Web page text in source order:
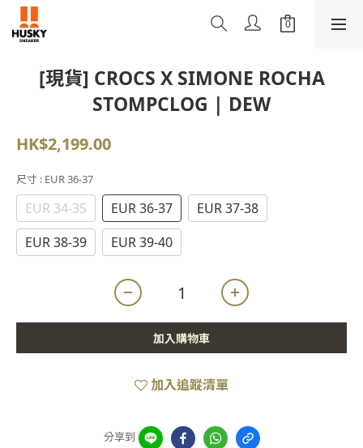
[現貨] CROCS X SIMONE ROCHA
STOMPCLOG | DEW
HK$2,199.00
尺寸 : EUR 36-37
EUR 34-35 EUR 36-37
EUR 37-38
EUR 38-39
EUR 39-40
加入購物車
加入追蹤清單
分享到